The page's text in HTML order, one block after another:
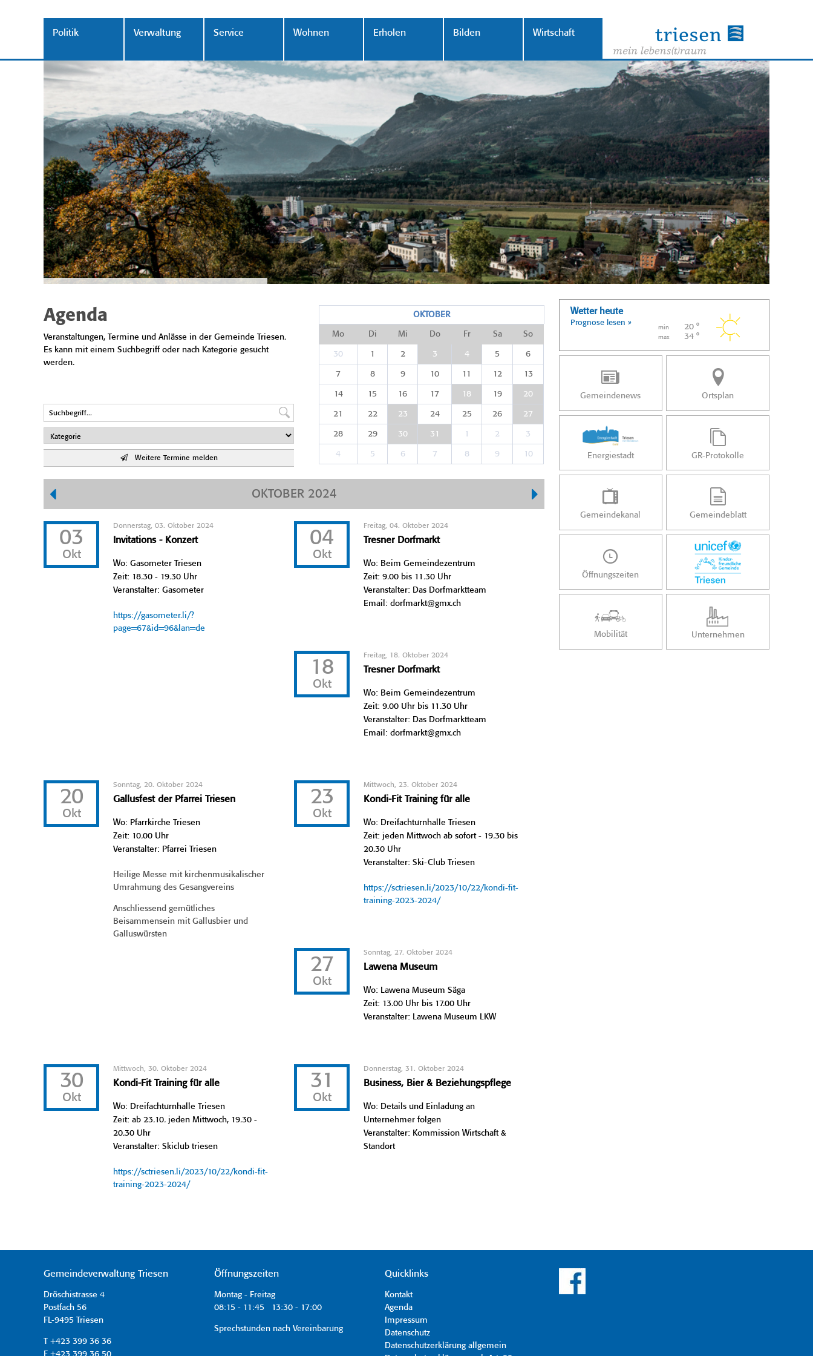
Politik Verwaltung Service Wohnen Erholen Bilden Wirtschaft
Agenda
Veranstaltungen, Termine und Anlässe in der Gemeinde Triesen.
Es kann mit einem Suchbegriff oder nach Kategorie gesucht
werden.
Weitere Termine melden
OKTOBER
Mo Di Mi Do Fr Sa So
30 1 2 3 4 5 6
7 8 9 10 11 12 13
14 15 16 17 18 19 20
21 22 23 24 25 26 27
28 29 30 31 1 2 3
4 5 6 7 8 9 10
OKTOBER 2024
03
Okt
Donnerstag, 03. Oktober 2024
Invitations - Konzert
Wo: Gasometer Triesen
Zeit: 18.30 - 19.30 Uhr
Veranstalter: Gasometer
https://gasometer.li/?
page=67&id=96&lan=de
04
Okt
Freitag, 04. Oktober 2024
Tresner Dorfmarkt
Wo: Beim Gemeindezentrum
Zeit: 9.00 bis 11.30 Uhr
Veranstalter: Das Dorfmarktteam
Email: dorfmarkt@gmx.ch
18
Okt
Freitag, 18. Oktober 2024
Tresner Dorfmarkt
Wo: Beim Gemeindezentrum
Zeit: 9.00 Uhr bis 11.30 Uhr
Veranstalter: Das Dorfmarktteam
Email: dorfmarkt@gmx.ch
20
Okt
Sonntag, 20. Oktober 2024
Gallusfest der Pfarrei Triesen
Wo: Pfarrkirche Triesen
Zeit: 10.00 Uhr
Veranstalter: Pfarrei Triesen
Heilige Messe mit kirchenmusikalischer
Umrahmung des Gesangvereins
Anschliessend gemütliches
Beisammensein mit Gallusbier und
Galluswürsten
23
Okt
Mittwoch, 23. Oktober 2024
Kondi-Fit Training für alle
Wo: Dreifachturnhalle Triesen
Zeit: jeden Mittwoch ab sofort - 19.30 bis
20.30 Uhr
Veranstalter: Ski-Club Triesen
https://sctriesen.li/2023/10/22/kondi-fit-
training-2023-2024/
27
Okt
Sonntag, 27. Oktober 2024
Lawena Museum
Wo: Lawena Museum Säga
Zeit: 13.00 Uhr bis 17.00 Uhr
Veranstalter: Lawena Museum LKW
30
Okt
Mittwoch, 30. Oktober 2024
Kondi-Fit Training für alle
Wo: Dreifachturnhalle Triesen
Zeit: ab 23.10. jeden Mittwoch, 19.30 -
20.30 Uhr
Veranstalter: Skiclub triesen
https://sctriesen.li/2023/10/22/kondi-fit-
training-2023-2024/
31
Okt
Donnerstag, 31. Oktober 2024
Business, Bier & Beziehungspflege
Wo: Details und Einladung an
Unternehmer folgen
Veranstalter: Kommission Wirtschaft &
Standort
Wetter heute
Prognose lesen »
min 20 °
max 34 °
Gemeindenews Ortsplan
Energiestadt GR-Protokolle
Gemeindekanal Gemeindeblatt
Öffnungszeiten
Mobilität Unternehmen
Gemeindeverwaltung Triesen
Dröschistrasse 4
Postfach 56
FL-9495 Triesen
T +423 399 36 36
F +423 399 36 50
Öffnungszeiten
Montag - Freitag
08:15 - 11:45 13:30 - 17:00
Sprechstunden nach Vereinbarung
Quicklinks
Kontakt
Agenda
Impressum
Datenschutz
Datenschutzerklärung allgemein